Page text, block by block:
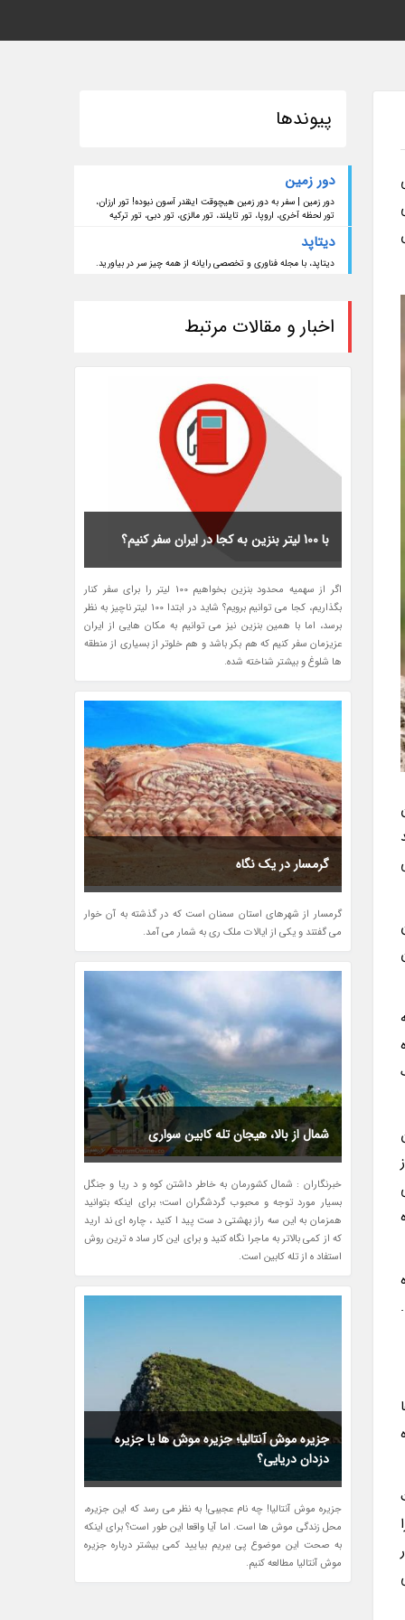
پیوندها
دور زمین
دور زمین | سفر به دور زمین هیچوقت اینقدر آسون نبوده! تور ارزان،
تور لحظه آخری، اروپا، تور تایلند، تور مالزی، تور دبی، تور ترکیه
دیتاپد
دیتاپد، با مجله فناوری و تخصصی رایانه از همه چیز سر در بیاورید.
اخبار و مقالات مرتبط
با 100 لیتر بنزین به کجا در ایران سفر کنیم؟
اگر از سهمیه محدود بنزین بخواهیم 100 لیتر را برای سفر کنار
بگذاریم، کجا می توانیم برویم؟ شاید در ابتدا 100 لیتر ناچیز به نظر
برسد، اما با همین بنزین نیز می توانیم به مکان هایی از ایران
عزیزمان سفر کنیم که هم بکر باشد و هم خلوتر از بسیاری از منطقه
ها شلوغ و بیشتر شناخته شده.
گرمسار در یک نگاه
گرمسار از شهرهای استان سمنان است که در گذشته به آن خوار
می گفتند و یکی از ایالات ملک ری به شمار می آمد.
شمال از بالا، هیجان تله کابین سواری
خبرنگاران : شمال کشورمان به خاطر داشتن کوه و د ریا و جنگل
بسیار مورد توجه و محبوب گردشگران است؛ برای اینکه بتوانید
همزمان به این سه راز بهشتی د ست پید ا کنید ، چاره ای ند ارید
که از کمی بالاتر به ماجرا نگاه کنید و برای این کار ساد ه ترین روش
استفاد ه از تله کابین است.
جزیره موش آنتالیا؛ جزیره موش ها یا جزیره
دزدان دریایی؟
جزیره موش آنتالیا! چه نام عجیبی! به نظر می رسد که این جزیره،
محل زندگی موش ها است. اما آیا واقعا این طور است؟ برای اینکه
به صحت این موضوع پی ببریم بیایید کمی بیشتر درباره جزیره
موش آنتالیا مطالعه کنیم.